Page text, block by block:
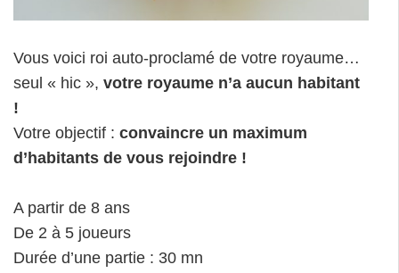
Vous voici roi auto-proclamé de votre royaume…
seul « hic », votre royaume n’a aucun habitant
!
Votre objectif : convaincre un maximum
d’habitants de vous rejoindre !
A partir de 8 ans
De 2 à 5 joueurs
Durée d’une partie : 30 mn